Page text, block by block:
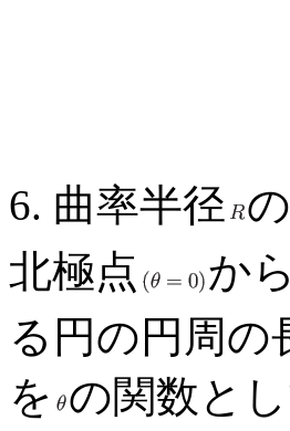
6. 曲率半径
北極点
か
る円の円周の
を の関数と